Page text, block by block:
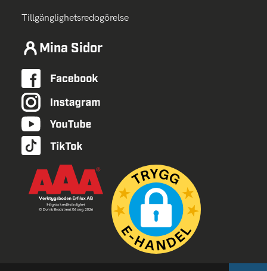
Tillgänglighetsredogörelse
Mina Sidor